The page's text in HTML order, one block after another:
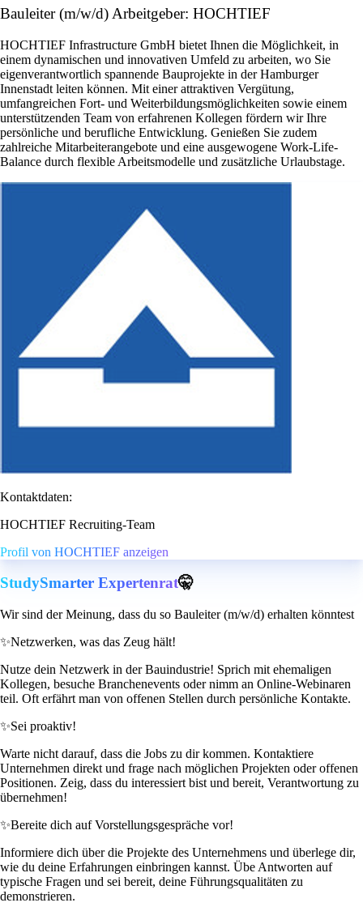
Bauleiter (m/w/d) Arbeitgeber: HOCHTIEF
HOCHTIEF Infrastructure GmbH bietet Ihnen die Möglichkeit, in
einem dynamischen und innovativen Umfeld zu arbeiten, wo Sie
eigenverantwortlich spannende Bauprojekte in der Hamburger
Innenstadt leiten können. Mit einer attraktiven Vergütung,
umfangreichen Fort- und Weiterbildungsmöglichkeiten sowie einem
unterstützenden Team von erfahrenen Kollegen fördern wir Ihre
persönliche und berufliche Entwicklung. Genießen Sie zudem
zahlreiche Mitarbeiterangebote und eine ausgewogene Work-Life-
Balance durch flexible Arbeitsmodelle und zusätzliche Urlaubstage.
Kontaktdaten:
HOCHTIEF Recruiting-Team
Profil von HOCHTIEF anzeigen
StudySmarter Expertenrat🤫
Wir sind der Meinung, dass du so Bauleiter (m/w/d) erhalten könntest
✨Netzwerken, was das Zeug hält!
Nutze dein Netzwerk in der Bauindustrie! Sprich mit ehemaligen
Kollegen, besuche Branchenevents oder nimm an Online-Webinaren
teil. Oft erfährt man von offenen Stellen durch persönliche Kontakte.
✨Sei proaktiv!
Warte nicht darauf, dass die Jobs zu dir kommen. Kontaktiere
Unternehmen direkt und frage nach möglichen Projekten oder offenen
Positionen. Zeig, dass du interessiert bist und bereit, Verantwortung zu
übernehmen!
✨Bereite dich auf Vorstellungsgespräche vor!
Informiere dich über die Projekte des Unternehmens und überlege dir,
wie du deine Erfahrungen einbringen kannst. Übe Antworten auf
typische Fragen und sei bereit, deine Führungsqualitäten zu
demonstrieren.